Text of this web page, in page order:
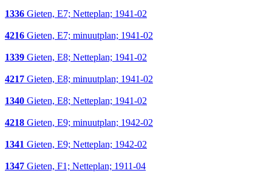
1336 Gieten, E7; Netteplan; 1941-02
4216 Gieten, E7; minuutplan; 1941-02
1339 Gieten, E8; Netteplan; 1941-02
4217 Gieten, E8; minuutplan; 1941-02
1340 Gieten, E8; Netteplan; 1941-02
4218 Gieten, E9; minuutplan; 1942-02
1341 Gieten, E9; Netteplan; 1942-02
1347 Gieten, F1; Netteplan; 1911-04